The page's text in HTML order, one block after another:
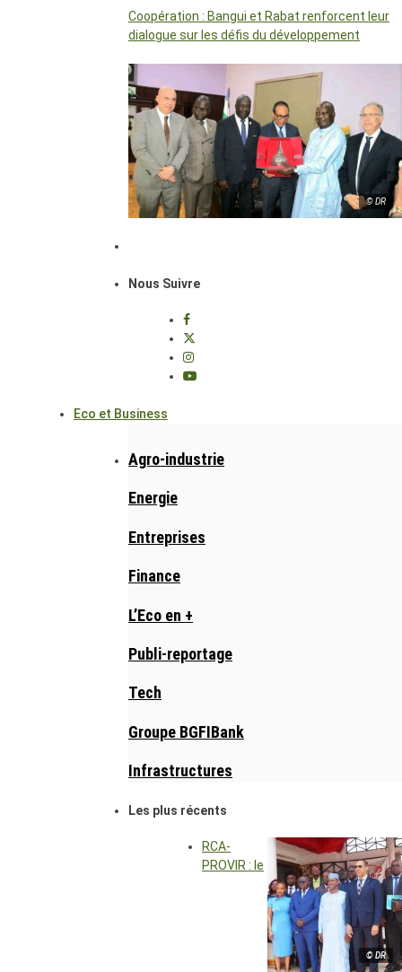
Coopération : Bangui et Rabat renforcent leur
dialogue sur les défis du développement
© DR
Nous Suivre
Eco et Business
Agro-industrie
Energie
Entreprises
Finance
L’Eco en +
Publi-reportage
Tech
Groupe BGFIBank
Infrastructures
Les plus récents
© DR
RCA-
PROVIR : le